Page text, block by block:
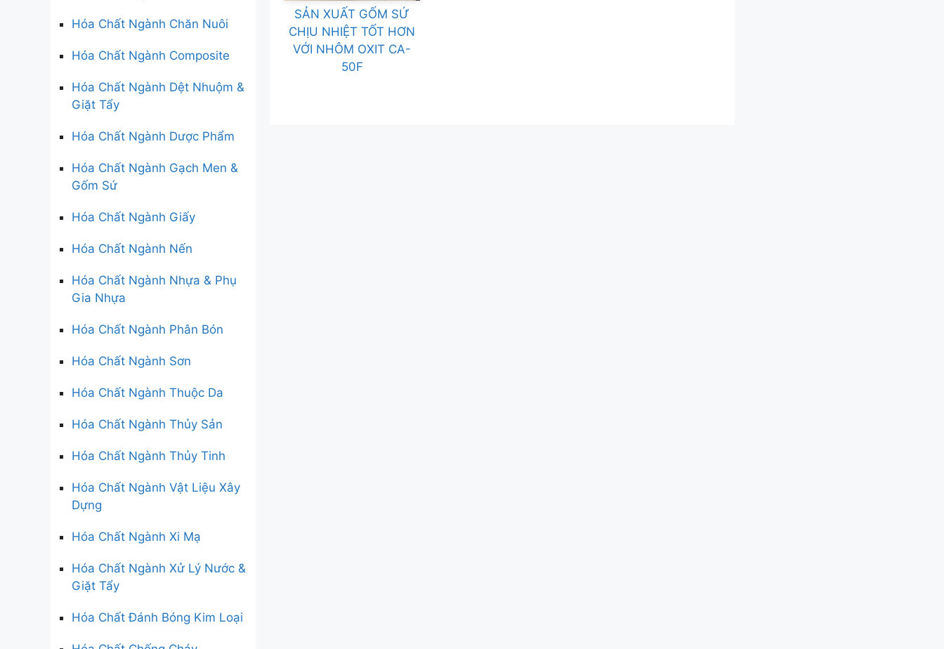
SẢN XUẤT GỐM SỨ
CHỊU NHIỆT TỐT HƠN
VỚI NHÔM OXIT CA-
50F
Hóa Chất Ngành Chăn Nuôi
Hóa Chất Ngành Composite
Hóa Chất Ngành Dệt Nhuộm &
Giặt Tẩy
Hóa Chất Ngành Dược Phẩm
Hóa Chất Ngành Gạch Men &
Gốm Sứ
Hóa Chất Ngành Giấy
Hóa Chất Ngành Nến
Hóa Chất Ngành Nhựa & Phụ
Gia Nhựa
Hóa Chất Ngành Phân Bón
Hóa Chất Ngành Sơn
Hóa Chất Ngành Thuộc Da
Hóa Chất Ngành Thủy Sản
Hóa Chất Ngành Thủy Tinh
Hóa Chất Ngành Vật Liệu Xây
Dựng
Hóa Chất Ngành Xi Mạ
Hóa Chất Ngành Xử Lý Nước &
Giặt Tẩy
Hóa Chất Đánh Bóng Kim Loại